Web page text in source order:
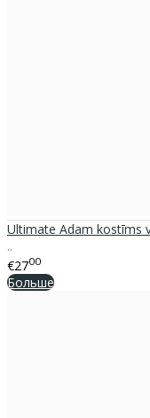
Ultimate Adam kostīms
..
€2700
Больше